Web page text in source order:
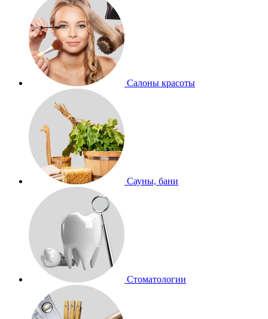
Салоны красоты
Сауны, бани
Стоматологии